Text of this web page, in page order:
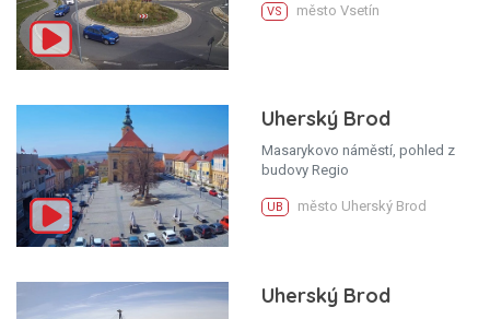
VS město Vsetín
Uherský Brod
Masarykovo náměstí, pohled z
budovy Regio
UB město Uherský Brod
Uherský Brod